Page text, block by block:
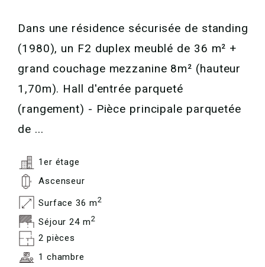
Dans une résidence sécurisée de standing
(1980), un F2 duplex meublé de 36 m² +
grand couchage mezzanine 8m² (hauteur
1,70m). Hall d'entrée parqueté
(rangement) - Pièce principale parquetée
de ...
1er étage
Ascenseur
Surface 36 m2
Séjour 24 m2
2 pièces
1 chambre